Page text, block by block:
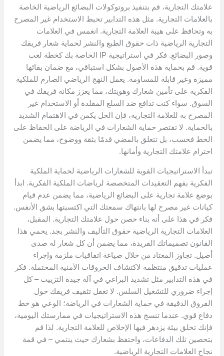
علامتك التجارية، قم بتنفيذ بروتوكولات البضائع الرياضية الخاصة
بالعلامات التجارية. مثل هذه التدابير تحبط الاستخدام غير المصرح
به وتحافظ على هيبة العلامة التجارية. انغمس في العلامات
التجارية الرياضية ذات حقوق الطبع والنشر لحماية شعار فريقك
وصور البضائع. فكر في استراتيجية IP الخاصة بك كخطة لعب
قوية. قم بحماية هذه الأصول بشكل استباقي، مع ضمان بقائها
مميزة وغير قابلة للمساومة. يعمل النهج الرياضي الصارم للملكية
الفكرية على تأمين شعارك وهويتك، مما يعزز مكانة فريقك في
السوق. سواء كنت تدافع ضد السلع المقلدة أو الاستخدام غير
المصرح به للعلامة التجارية، فإن الحل يكمن في الاهتمام الشديد
بالحماية. لا تقتصر حماية الشعارات في الرياضة على الحفاظ على
الخط فحسب، بل تتعلق بالمضي قدمًا بثقة ووضوح، مما يضمن
احترام علامتك التجارية وأمانها.
تبدأ الاستراتيجيات القوية للشعارات الرياضية لحماية الملكية
الفكرية بفهم التعقيدات المتخصصة لرياضات الملكية الفكرية. ابدأ
بوضع علامة تجارية على البضائع الرياضية، مما يضمن عدم قيام
كيانات غير مصرح لها بانتهاك سمعتك التي اكتسبتها بشق الأنفس.
فكر في هذا على أنه بناء حصن حول علامتك التجارية. المقبل،
العلامات التجارية الرياضية حقوق التأليف والنشر بجد. يحمي هذا
القانون تصميماتك الفريدة، مما يضمن أن كل شعار له صدى
أصيل. تجاوز المعتاد من خلال صياغة اتفاقيات ملزمة وإجراء
عمليات تدقيق منتظمة لاكتشاف الخروقات الأمنية المحتملة. فكر
في هذه التدابير مثل تشديد البراغي في آلة جيدة التزييت – كل
إجراء ضروري للتشغيل السلس. لا تغفل تثقيف فريقك حول
الفروق الدقيقة في حماية الشعارات في الرياضة؛ الوعي هو خط
دفاع قوي. عندما تنسج هذه الاستراتيجيات في ممارستك اليومية،
فإنك تخلق بيئة يزدهر فيها الإخلاص للعلامة التجارية. لذا قم
بتحصين تلك الدفاعات، واحتفظ بشعارك حيث ينتمي – في قمة
نجاح العلامات التجارية الرياضية.